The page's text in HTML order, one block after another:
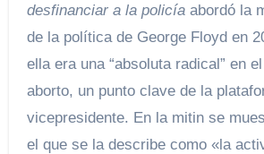
desfinanciar a la policíaabordó la
de la política de George Floyd en
ella era una “absoluta radical” en
aborto, un punto clave de la
vicepresidente. En la mitin se
el que se la describe como «la